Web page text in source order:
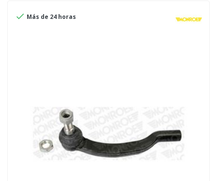
 Más de 24 horas